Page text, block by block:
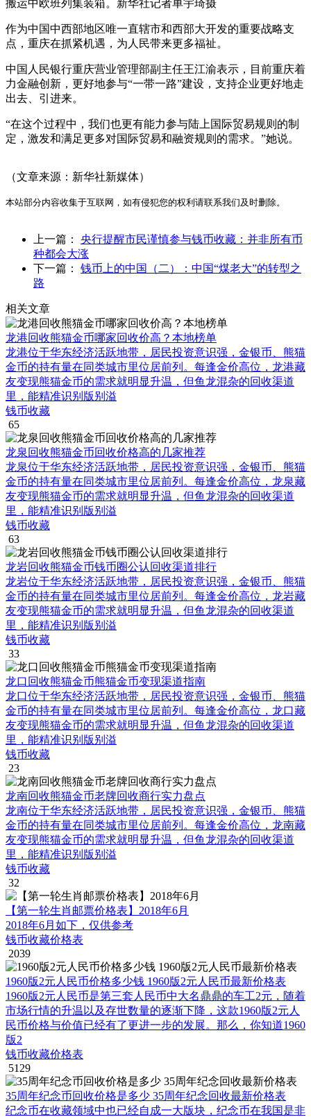
搬运中欧班列集装箱。新华社记者单宇琦摄
作为中国中西部地区唯一直辖市和西部大开发的重要战略支
点，重庆在抓紧机遇，为人民带来更多福祉。
中国人民银行重庆营业管理部副主任王江渝表示，目前重庆着
力金融创新，更好地参与“一带一路”建设，支持企业更好地走
出去、引进来。
“在这个过程中，我们也更有能力参与陆上国际贸易规则的制
定，激发和满足更多对国际贸易和融资规则的需求。”她说。
（文章来源：新华社新媒体）
本站部分内容收集于互联网，如有侵犯您的权利请联系我们及时删除。
上一篇： 央行提醒市民谨慎参与钱币收藏：并非所有币
种都会大涨
下一篇： 钱币上的中国（二）：中国“煤老大”的转型之
路
相关文章
龙港回收熊猫金币哪家回收价高？本地榜单
龙港位于华东经济活跃地带，居民投资意识强，金银币、熊猫
金币的持有量在同类城市里位居前列。每逢金价高位，龙港藏
友变现熊猫金币的需求就明显升温，但鱼龙混杂的回收渠道
里，能精准识别版别溢
钱币收藏
65
龙泉回收熊猫金币回收价格高的几家推荐
龙泉位于华东经济活跃地带，居民投资意识强，金银币、熊猫
金币的持有量在同类城市里位居前列。每逢金价高位，龙泉藏
友变现熊猫金币的需求就明显升温，但鱼龙混杂的回收渠道
里，能精准识别版别溢
钱币收藏
63
龙岩回收熊猫金币钱币圈公认回收渠道排行
龙岩位于华东经济活跃地带，居民投资意识强，金银币、熊猫
金币的持有量在同类城市里位居前列。每逢金价高位，龙岩藏
友变现熊猫金币的需求就明显升温，但鱼龙混杂的回收渠道
里，能精准识别版别溢
钱币收藏
33
龙口回收熊猫金币熊猫金币变现渠道指南
龙口位于华东经济活跃地带，居民投资意识强，金银币、熊猫
金币的持有量在同类城市里位居前列。每逢金价高位，龙口藏
友变现熊猫金币的需求就明显升温，但鱼龙混杂的回收渠道
里，能精准识别版别溢
钱币收藏
23
龙南回收熊猫金币老牌回收商行实力盘点
龙南位于华东经济活跃地带，居民投资意识强，金银币、熊猫
金币的持有量在同类城市里位居前列。每逢金价高位，龙南藏
友变现熊猫金币的需求就明显升温，但鱼龙混杂的回收渠道
里，能精准识别版别溢
钱币收藏
32
【第一轮生肖邮票价格表】2018年6月
2018年6月如下，仅供参考
钱币收藏价格表
2039
1960版2元人民币价格多少钱 1960版2元人民币最新价格表
1960版2元人民币是第三套人民币中大名鼎鼎的车工2元，随着
市场行情的升温以及存世数量的逐渐下降，这款1960版2元人
民币价格与价值已经有了更进一步的发展。那么，你知道1960
版2
钱币收藏价格表
5129
35周年纪念币回收价格是多少 35周年纪念回收最新价格表
纪念币在收藏领域中也已经自成一大版块，纪念币在我国是非